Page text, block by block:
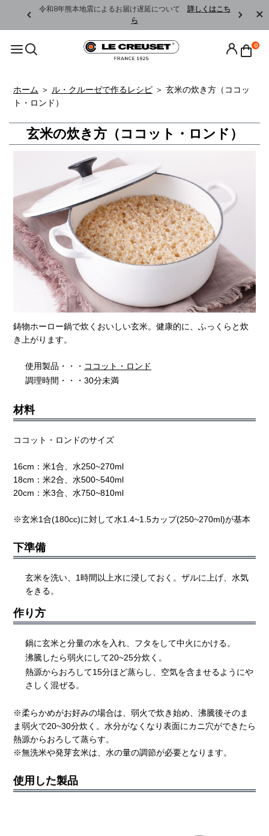
令和8年熊本地震によるお届け遅延について 詳しくはこち
ら
0
ホーム ＞ ル・クルーゼで作るレシピ ＞ 玄米の炊き方（ココッ
ト・ロンド）
玄米の炊き方（ココット・ロンド）
鋳物ホーロー鍋で炊くおいしい玄米。健康的に、ふっくらと炊
き上がります。
使用製品・・・ ココット・ロンド
調理時間・・・30分未満
材料
ココット・ロンドのサイズ
16cm：米1合、水250~270ml
18cm：米2合、水500~540ml
20cm：米3合、水750~810ml
※玄米1合(180cc)に対して水1.4~1.5カップ(250~270ml)が基本
下準備
玄米を洗い、1時間以上水に浸しておく。ザルに上げ、水気
をきる。
作り方
鍋に玄米と分量の水を入れ、フタをして中火にかける。
沸騰したら弱火にして20~25分炊く。
熱源からおろして15分ほど蒸らし、空気を含ませるようにや
さしく混ぜる。
※柔らかめがお好みの場合は、弱火で炊き始め、沸騰後そのま
ま弱火で20~30分炊く。水分がなくなり表面にカニ穴ができたら
熱源からおろして蒸らす。
※無洗米や発芽玄米は、水の量の調節が必要となります。
使用した製品